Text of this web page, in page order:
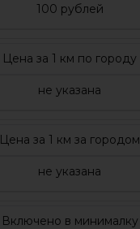
100 рублей
Цена за 1 км по городу
не указана
Цена за 1 км за городом
не указана
Включено в минималку